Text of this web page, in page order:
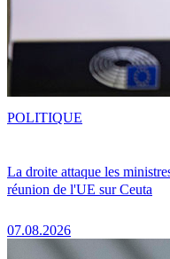
La droite attaque les
réunion de l'UE sur Ceuta
07.08.2026
POLITIQUE